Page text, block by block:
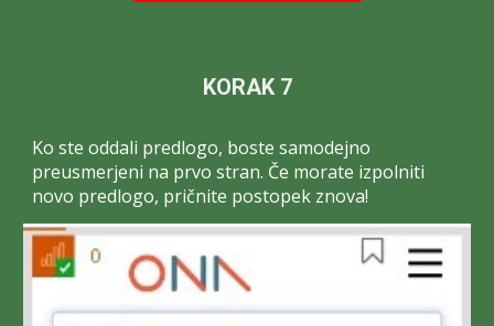
KORAK 7
Ko ste oddali predlogo, boste samodejno
preusmerjeni na prvo stran. Če morate izpolniti
novo predlogo, pričnite postopek znova!